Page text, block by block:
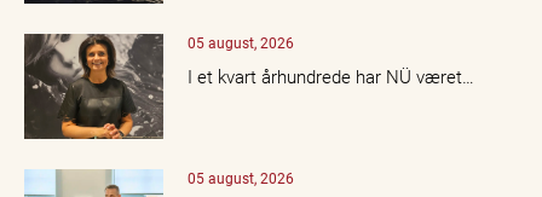
05 august, 2026
I et kvart århundrede har NÜ været…
05 august, 2026